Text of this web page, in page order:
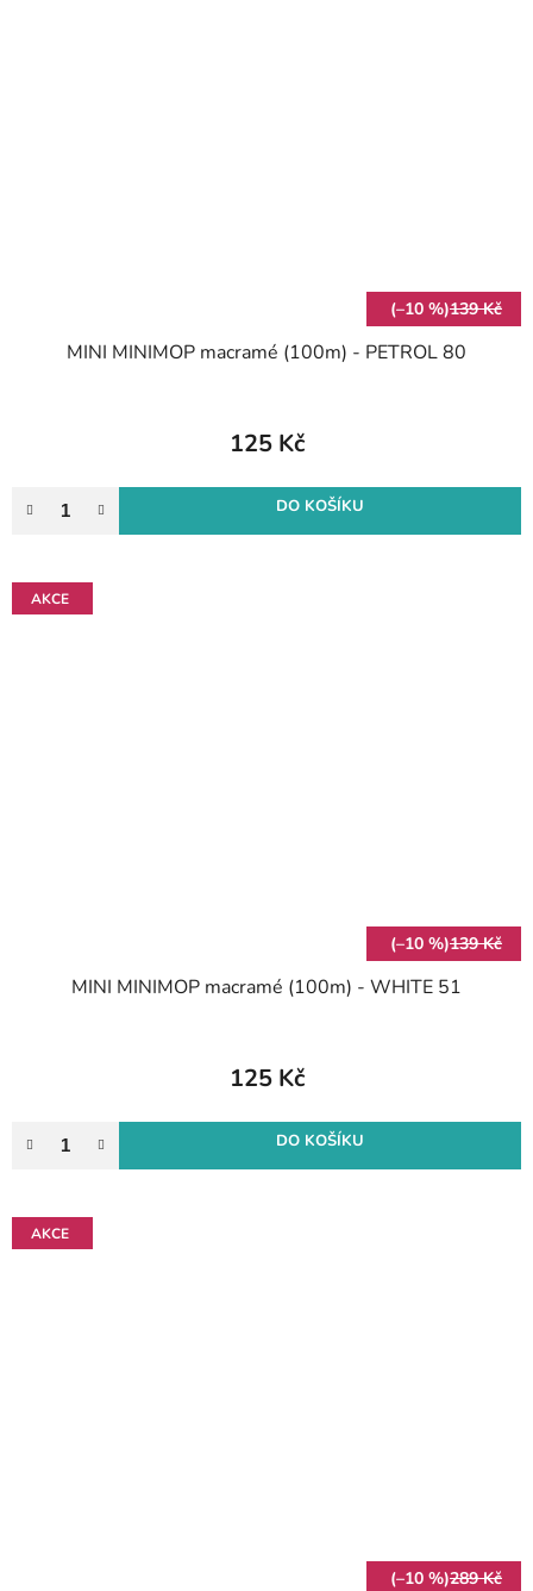
(–10 %)139 Kč
MINI MINIMOP macramé (100m) - PETROL 80
125 Kč
DO KOŠÍKU
AKCE
(–10 %)139 Kč
MINI MINIMOP macramé (100m) - WHITE 51
125 Kč
DO KOŠÍKU
AKCE
(–10 %)289 Kč